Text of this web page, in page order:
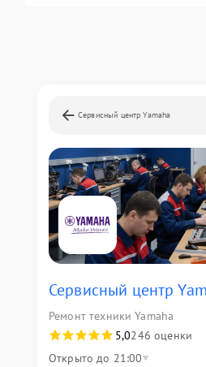
Сервисный центр Yamaha
Сервисный центр
Ремонт техники Yamaha
5,0246 оценки
Открыто до 21:00